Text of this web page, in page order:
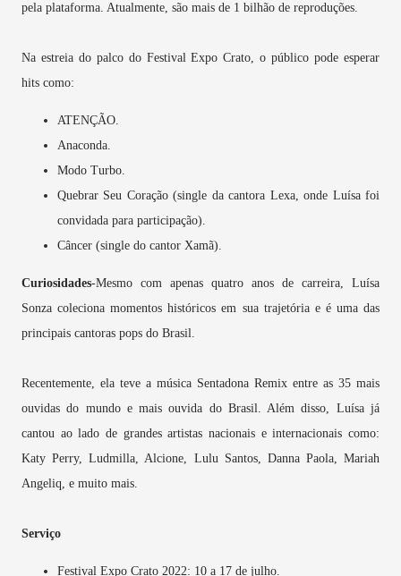
pela plataforma. Atualmente, são mais de 1 bilhão de reproduções.
Na estreia do palco do Festival Expo Crato, o público pode esperar
hits como:
ATENÇÃO.
Anaconda.
Modo Turbo.
Quebrar Seu Coração (single da cantora Lexa, onde Luísa foi
convidada para participação).
Câncer (single do cantor Xamã).
Curiosidades-Mesmo com apenas quatro anos de carreira, Luísa
Sonza coleciona momentos históricos em sua trajetória e é uma das
principais cantoras pops do Brasil.
Recentemente, ela teve a música Sentadona Remix entre as 35 mais
ouvidas do mundo e mais ouvida do Brasil. Além disso, Luísa já
cantou ao lado de grandes artistas nacionais e internacionais como:
Katy Perry, Ludmilla, Alcione, Lulu Santos, Danna Paola, Mariah
Angeliq, e muito mais.
Serviço
Festival Expo Crato 2022: 10 a 17 de julho.